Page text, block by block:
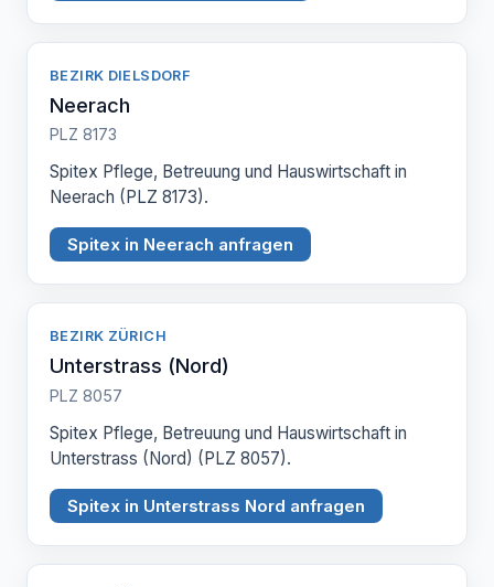
BEZIRK DIELSDORF
Neerach
PLZ 8173
Spitex Pflege, Betreuung und Hauswirtschaft in
Neerach (PLZ 8173).
Spitex in Neerach anfragen
BEZIRK ZÜRICH
Unterstrass (Nord)
PLZ 8057
Spitex Pflege, Betreuung und Hauswirtschaft in
Unterstrass (Nord) (PLZ 8057).
Spitex in Unterstrass Nord anfragen